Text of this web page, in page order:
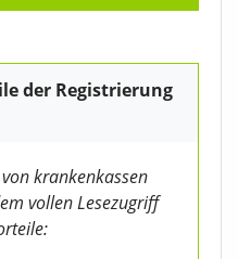
der Registrierung
krankenkassen
vollen Lesezugriff